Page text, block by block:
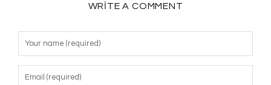
WRITE A COMMENT